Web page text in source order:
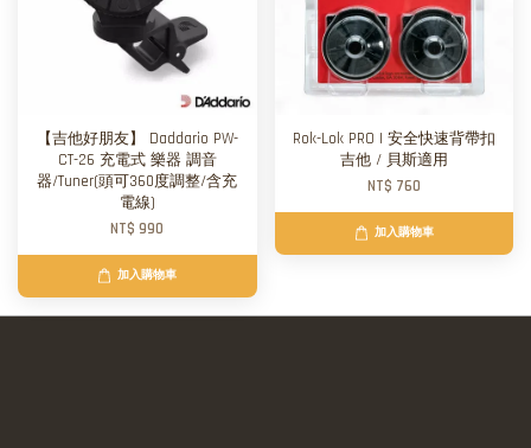
【吉他好朋友】 Daddario PW-
CT-26 充電式 樂器 調音
器/Tuner(頭可360度調整/含充
電線)
NT$ 990
加入購物車
Rok-Lok PRO | 安全快速背帶扣
吉他 / 貝斯適用
NT$ 760
加入購物車